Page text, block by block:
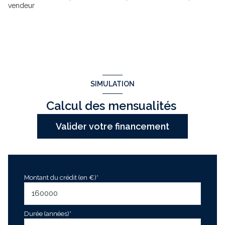
vendeur
SIMULATION
Calcul des mensualités
Valider votre financement
Montant du crédit (en €)*
Durée (années)*